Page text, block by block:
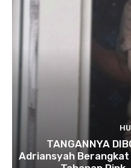
TANGANNYA
Adriansyah Berangkat